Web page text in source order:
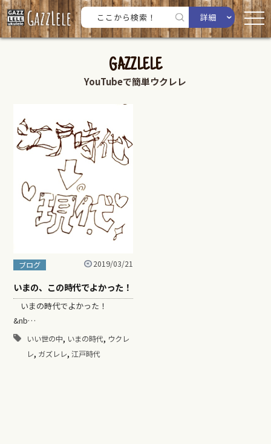
詳細
GAZZLELE
YouTubeで簡単ウクレレ
ブログ 2019/03/21
いまの、この時代でよかった！
いまの時代でよかった！
&nb…
いい世の中, いまの時代, ウクレ
レ, ガズレレ, 江戸時代